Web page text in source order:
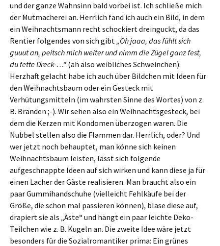
und der ganze Wahnsinn bald vorbei ist. Ich schließe mich
der Mutmacherei an. Herrlich fand ich auch ein Bild, in dem
ein Weihnachtsmann recht schockiert dreinguckt, da das
Rentier folgendes von sich gibt„Oh jaaa, das fühlt sich
guuut an, peitsch mich weiter und nimm die Zügel ganz fest,
du fette Dreck-…“ (äh also weibliches Schweinchen).
Herzhaft gelacht habe ich auch über Bildchen mit Ideen für
den Weihnachtsbaum oder ein Gesteck mit
Verhütungsmitteln (im wahrsten Sinne des Wortes) von z.
B. Bränden ;-). Wir sehen also ein Weihnachtsgesteck, bei
dem die Kerzen mit Kondomen überzogen waren. Die
Nubbel stellen also die Flammen dar. Herrlich, oder? Und
wer jetzt noch behauptet, man könne sich keinen
Weihnachtsbaum leisten, lässt sich folgende
aufgeschnappte Ideen auf sich wirken und kann diese ja für
einen Lacher der Gäste realisieren. Man braucht also ein
paar Gummihandschuhe (vielleicht Fehlkäufe bei der
Größe, die schon mal passieren können), blase diese auf,
drapiert sie als „Äste“ und hängt ein paar leichte Deko-
Teilchen wie z. B. Kugeln an. Die zweite Idee wäre jetzt
besonders für die Sozialromantiker prima: Ein grünes